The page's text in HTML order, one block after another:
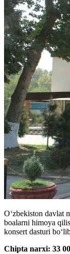
O‘zbekiston davlat
boalarni himoya
konsert dasturi
Chipta narxi: 33